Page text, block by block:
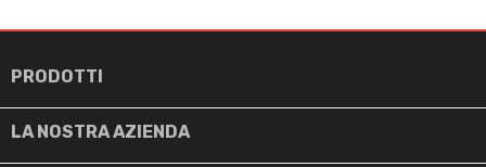
PRODOTTI
LA NOSTRA AZIENDA